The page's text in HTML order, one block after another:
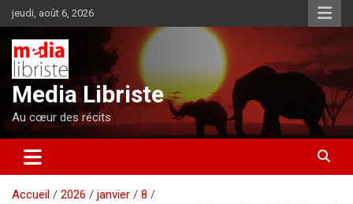
Aller
au
contenu
jeudi, août 6, 2026
Media Libriste
Au cœur des récits
Accueil 2026 janvier
8